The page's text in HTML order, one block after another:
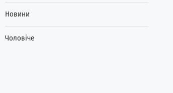
Новини
Чоловіче